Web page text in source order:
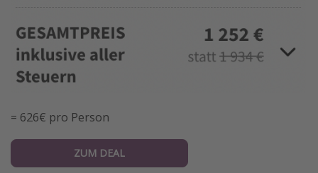
= 626€ pro Person
ZUM DEAL